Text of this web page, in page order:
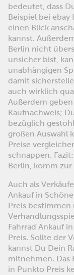
bedeutet, dass
Beispiel bei ebay
einen Blick
kannst.
Berlin nicht
unsicher bist,
unabhängigen
damit
auch wirklich
Außerdem
Kaufnachweis;
bezüglich
großen Auswahl
Preise
schnappen.
Berlin, komm
Auch als
Ankauf in
Preis bestimmen
Fahrrad Ankauf
Preis. Sollte der
kannst Du Dein
mitnehmen. Das
in Punkto Preis